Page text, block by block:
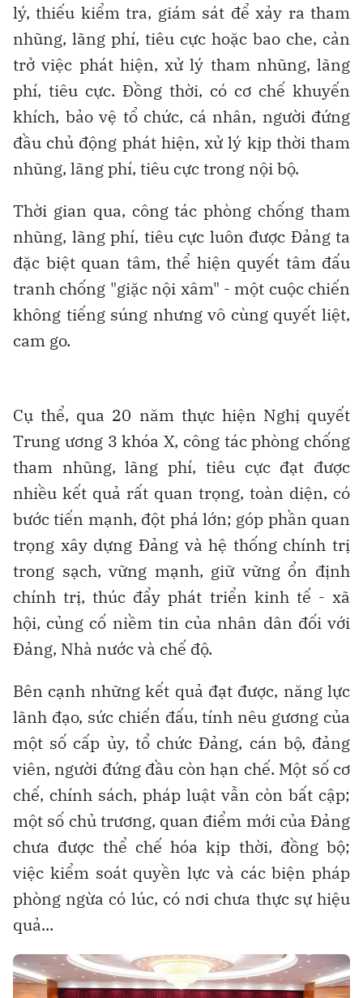
lý, thiếu kiểm tra, giám sát để xảy ra tham
nhũng, lãng phí, tiêu cực hoặc bao che, cản
trở việc phát hiện, xử lý tham nhũng, lãng
phí, tiêu cực. Đồng thời, có cơ chế khuyến
khích, bảo vệ tổ chức, cá nhân, người đứng
đầu chủ động phát hiện, xử lý kịp thời tham
nhũng, lãng phí, tiêu cực trong nội bộ.
Thời gian qua, công tác phòng chống tham
nhũng, lãng phí, tiêu cực luôn được Đảng ta
đặc biệt quan tâm, thể hiện quyết tâm đấu
tranh chống "giặc nội xâm" - một cuộc chiến
không tiếng súng nhưng vô cùng quyết liệt,
cam go.
Cụ thể, qua 20 năm thực hiện Nghị quyết
Trung ương 3 khóa X, công tác phòng chống
tham nhũng, lãng phí, tiêu cực đạt được
nhiều kết quả rất quan trọng, toàn diện, có
bước tiến mạnh, đột phá lớn; góp phần quan
trọng xây dựng Đảng và hệ thống chính trị
trong sạch, vững mạnh, giữ vững ổn định
chính trị, thúc đẩy phát triển kinh tế - xã
hội, củng cố niềm tin của nhân dân đối với
Đảng, Nhà nước và chế độ.
Bên cạnh những kết quả đạt được, năng lực
lãnh đạo, sức chiến đấu, tính nêu gương của
một số cấp ủy, tổ chức Đảng, cán bộ, đảng
viên, người đứng đầu còn hạn chế. Một số cơ
chế, chính sách, pháp luật vẫn còn bất cập;
một số chủ trương, quan điểm mới của Đảng
chưa được thể chế hóa kịp thời, đồng bộ;
việc kiểm soát quyền lực và các biện pháp
phòng ngừa có lúc, có nơi chưa thực sự hiệu
quả...